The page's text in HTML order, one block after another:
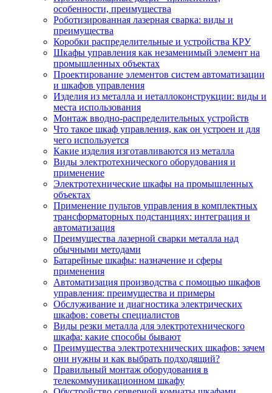
особенности, преимущества
Роботизированная лазерная сварка: виды и
преимущества
Коробки распределительные и устройства КРУ
Шкафы управления как незаменимый элемент на
промышленных объектах
Проектирование элементов систем автоматизации
и шкафов управления
Изделия из металла и иеталлоконструкции: виды и
места использования
Монтаж вводно-распределительных устройств
Что такое шкаф управления, как он устроен и для
чего используется
Какие изделия изготавливаются из металла
Виды электротехнического оборудования и
применение
Электротехнические шкафы на промышленных
объектах
Применение пультов управления в комплектных
трансформаторных подстанциях: интеграция и
автоматизация
Преимущества лазерной сварки металла над
обычными методами
Батарейные шкафы: назначение и сферы
применения
Автоматизация производства с помощью шкафов
управления: преимущества и примеры
Обслуживание и диагностика электрических
шкафов: советы специалистов
Виды резки металла для электротехнического
шкафа: какие способы бывают
Преимущества электротехнических шкафов: зачем
они нужны и как выбрать подходящий?
Правильный монтаж оборудования в
телекоммуникационном шкафу